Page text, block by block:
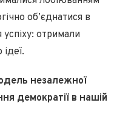
об’єднатися в
отримали
незалежної
демократії в нашій